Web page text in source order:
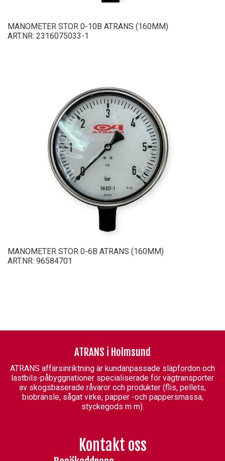
MANOMETER STOR 0-10B ATRANS (160MM)
ART.NR: 2316075033-1
MANOMETER STOR 0-6B ATRANS (160MM)
ART.NR: 96584701
ATRANS i Holmsund
ATRANS affärsinriktning är kundanpassade släpfordon och
lastbils-påbyggnationer specialiserade för vägtransporter
av skogsbaserade råvaror och produkter (flis, pellets,
biobränsle, sågat virke, papper -och pappersmassa,
styckegods m m).
Kontakt oss